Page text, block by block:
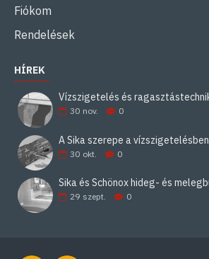
Fiókom
Rendelések
HÍREK
30 nov. 0
A Sika szerepe a vízszigetelésben
30 okt. 0
29 szept. 0